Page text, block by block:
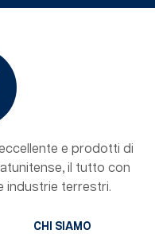
e prodotti di
il tutto con
industrie terrestri.
CHI SIAMO